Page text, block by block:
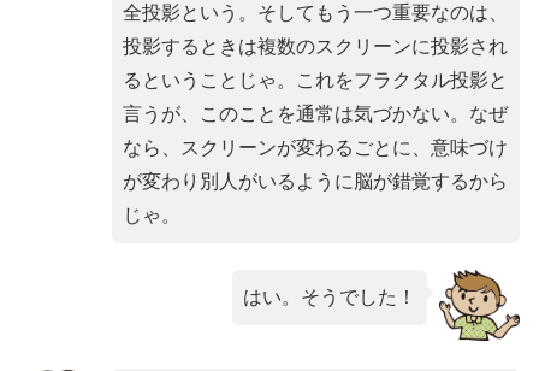
全投影という。そしてもう一つ重要なのは、
投影するときは複数のスクリーンに投影され
るということじゃ。これをフラクタル投影と
言うが、このことを通常は気づかない。なぜ
なら、スクリーンが変わるごとに、意味づけ
が変わり別人がいるように脳が錯覚するから
じゃ。
はい。そうでした！